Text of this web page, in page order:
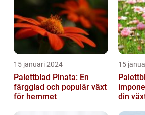
15 januari 2024
Palettblad Pinata: En
färgglad och populär växt
för hemmet
15
din